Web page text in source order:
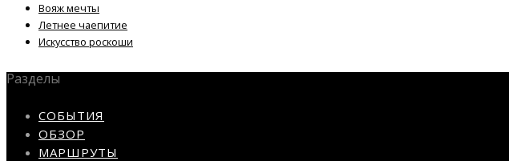
Вояж мечты
Летнее чаепитие
Искусство роскоши
Разделы
СОБЫТИЯ
ОБЗОР
МАРШРУТЫ